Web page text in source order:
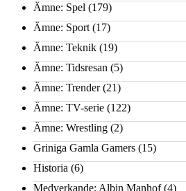
Ämne: Spel (179)
Ämne: Sport (17)
Ämne: Teknik (19)
Ämne: Tidsresan (5)
Ämne: Trender(21)
Ämne: TV-serie (122)
Ämne: Wrestling (2)
Griniga Gamla Gamers (15)
Historia (6)
Medverkande: Albin Manhof(4)